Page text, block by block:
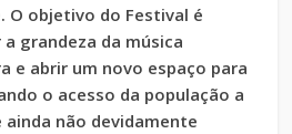
O objetivo do Festival é
grandeza da música
e abrir um novo espaço para
o acesso da população a
não devidamente